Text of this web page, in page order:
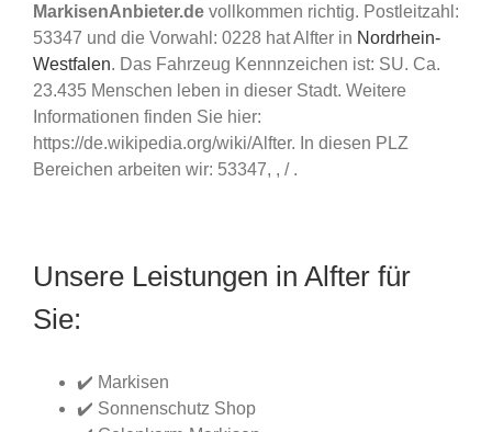
MarkisenAnbieter.de vollkommen richtig. Postleitzahl:
53347 und die Vorwahl: 0228 hat Alfter in Nordrhein-
Westfalen. Das Fahrzeug Kennnzeichen ist: SU. Ca.
23.435 Menschen leben in dieser Stadt. Weitere
Informationen finden Sie hier:
https://de.wikipedia.org/wiki/Alfter. In diesen PLZ
Bereichen arbeiten wir: 53347, , / .
Unsere Leistungen in Alfter für
Sie:
✔️ Markisen
✔️ Sonnenschutz Shop